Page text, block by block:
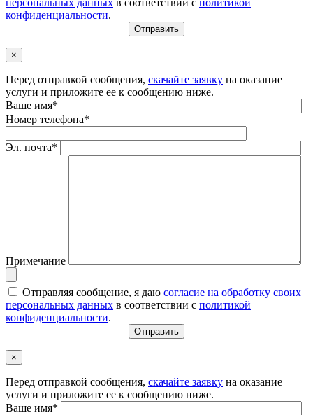
персональных данных в соответствии с политикой
конфиденциальности.
×
Перед отправкой сообщения, скачайте заявку на оказание
услуги и приложите ее к сообщению ниже.
Ваше имя*
Номер телефона*
Эл. почта*
Примечание
Отправляя сообщение, я даю согласие на обработку своих
персональных данных в соответствии с политикой
конфиденциальности.
×
Перед отправкой сообщения, скачайте заявку на оказание
услуги и приложите ее к сообщению ниже.
Ваше имя*